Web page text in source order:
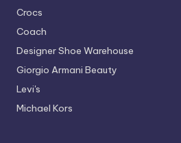
Crocs
Coach
Designer Shoe Warehouse
Giorgio Armani Beauty
Levi's
Michael Kors